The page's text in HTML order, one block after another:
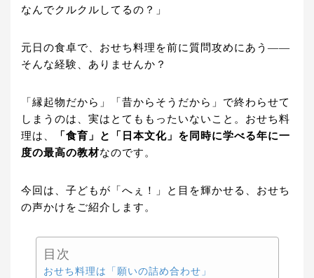
なんでクルクルしてるの？」
元日の食卓で、おせち料理を前に質問攻めにあう——
そんな経験、ありませんか？
「縁起物だから」「昔からそうだから」で終わらせて
しまうのは、実はとてももったいないこと。おせち料
理は、
「食育」と「日本文化」を同時に学べる年に一
度の最高の教材なのです。
今回は、子どもが「へぇ！」と目を輝かせる、おせち
の声かけをご紹介します。
目次
おせち料理は「願いの詰め合わせ」